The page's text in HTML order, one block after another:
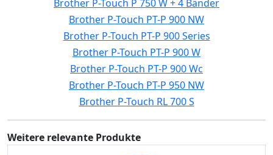
Brother P-Touch P 750 W + 4 Bänder
Brother P-Touch PT-P 900 NW
Brother P-Touch PT-P 900 Series
Brother P-Touch PT-P 900 W
Brother P-Touch PT-P 900 Wc
Brother P-Touch PT-P 950 NW
Brother P-Touch RL 700 S
Weitere relevante Produkte